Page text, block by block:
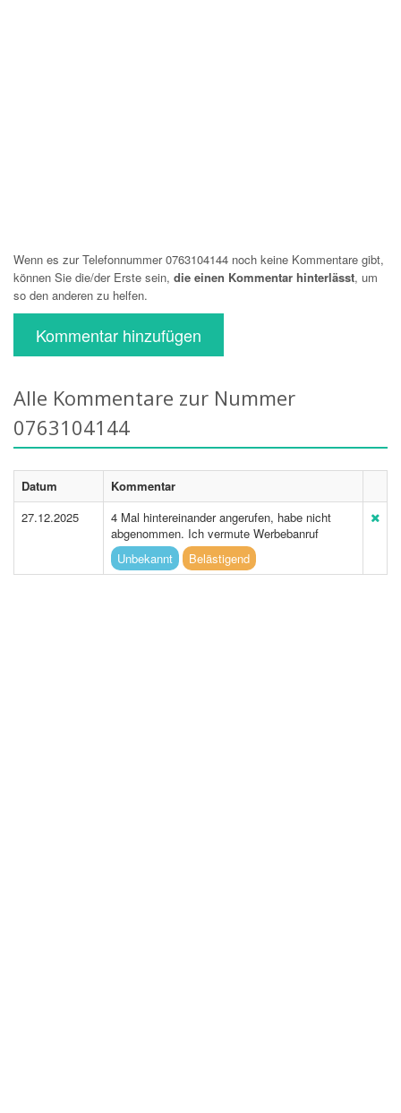
Wenn es zur Telefonnummer 0763104144 noch keine Kommentare gibt,
können Sie die/der Erste sein, die einen Kommentar hinterlässt, um
so den anderen zu helfen.
Kommentar hinzufügen
Alle Kommentare zur Nummer
0763104144
Datum
Kommentar
27.12.2025
4 Mal hintereinander angerufen, habe nicht
abgenommen. Ich vermute Werbebanruf
Unbekannt
Belästigend